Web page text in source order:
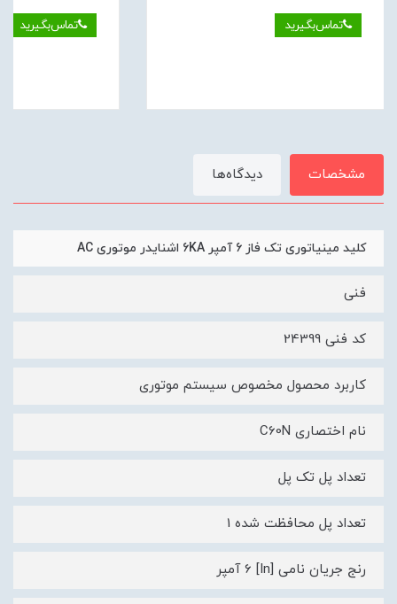
تماس‌بگیرید تماس‌بگیرید
مشخصات دیدگاه‌ها
کلید مينياتوری تک فاز 6 آمپر 6KA اشنایدر موتوری AC
فنی
کد فنی 24399
کاربرد محصول مخصوص سیستم موتوری
نام اختصاری C60N
تعداد پل تک پل
تعداد پل محافظت شده 1
رنج جریان نامی [In] 6 آمپر